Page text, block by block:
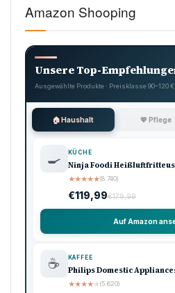
Amazon Shooping
Unsere Top-
Ausgewählte Produkte · Preisklasse 90–120 €
🏠 Haushalt 💖 Pflege
🍳 KÜCHE
Ninja Foodi
★★★★★(8.740)
€119,99€179,99
Auf Amazon
☕ KAFFEE
Philips Domestic
★★★★★(5.620)